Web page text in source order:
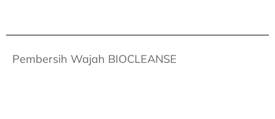
Pembersih Wajah BIOCLEANSE